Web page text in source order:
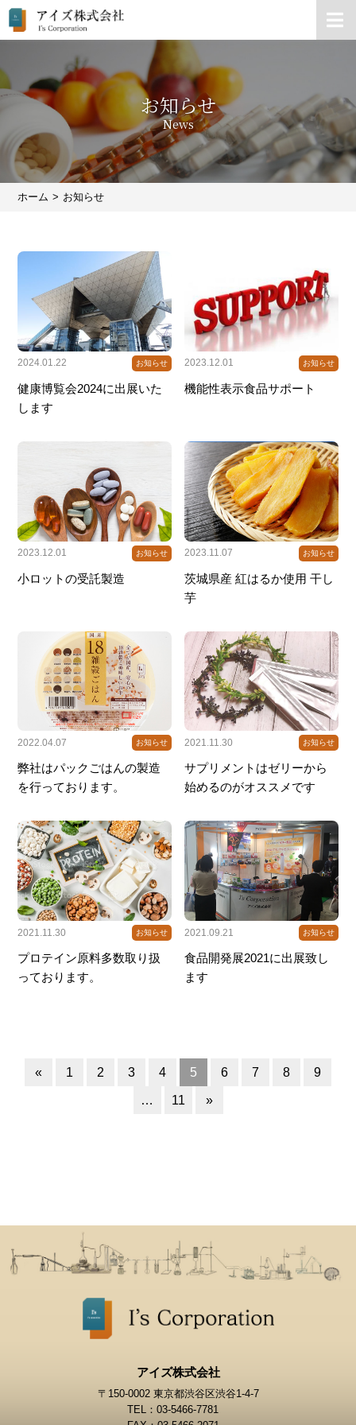
お知らせ
News
ホーム お知らせ
2024.01.22 お知らせ
健康博覧会2024に出展いた
します
2023.12.01 お知らせ
機能性表示食品サポート
2023.12.01 お知らせ
小ロットの受託製造
2023.11.07 お知らせ
茨城県産 紅はるか使用 干し
芋
2022.04.07 お知らせ
弊社はパックごはんの製造
を行っております。
2021.11.30 お知らせ
サプリメントはゼリーから
始めるのがオススメです
2021.11.30 お知らせ
プロテイン原料多数取り扱
っております。
2021.09.21 お知らせ
食品開発展2021に出展致し
ます
« 1 2 3 4 5 6 7 8 9
… 11 »
アイズ株式会社
〒150-0002 東京都渋谷区渋谷1-4-7
TEL：03-5466-7781